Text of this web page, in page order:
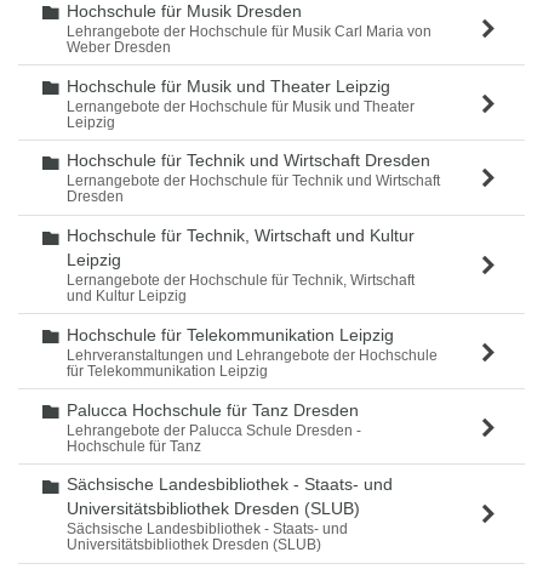
Ordner
Hochschule für Musik Dresden
Lehrangebote der Hochschule für Musik Carl Maria von
Weber Dresden
Ordner
Hochschule für Musik und Theater Leipzig
Lernangebote der Hochschule für Musik und Theater
Leipzig
Ordner
Hochschule für Technik und Wirtschaft Dresden
Lernangebote der Hochschule für Technik und Wirtschaft
Dresden
Ordner
Hochschule für Technik, Wirtschaft und Kultur
Leipzig
Lernangebote der Hochschule für Technik, Wirtschaft
und Kultur Leipzig
Ordner
Hochschule für Telekommunikation Leipzig
Lehrveranstaltungen und Lehrangebote der Hochschule
für Telekommunikation Leipzig
Ordner
Palucca Hochschule für Tanz Dresden
Lehrangebote der Palucca Schule Dresden -
Hochschule für Tanz
Ordner
Sächsische Landesbibliothek - Staats- und
Universitätsbibliothek Dresden (SLUB)
Sächsische Landesbibliothek - Staats- und
Universitätsbibliothek Dresden (SLUB)